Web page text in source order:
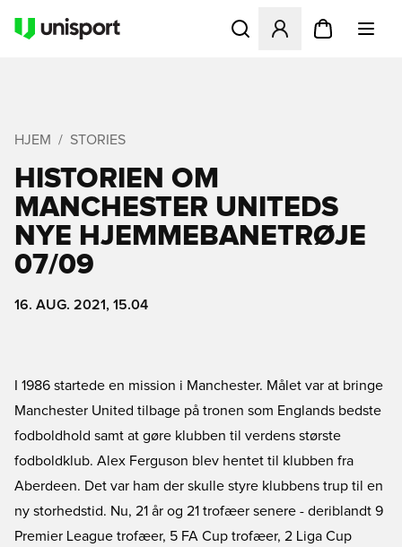
Åbner en Modal til at
HJEM STORIES
HISTORIEN OM
MANCHESTER UNITEDS
NYE HJEMMEBANETRØJE
07/09
16. AUG. 2021, 15.04
I 1986 startede en mission i Manchester. Målet var at bringe
Manchester United tilbage på tronen som Englands bedste
fodboldhold samt at gøre klubben til verdens største
fodboldklub. Alex Ferguson blev hentet til klubben fra
Aberdeen. Det var ham der skulle styre klubbens trup til en
ny storhedstid. Nu, 21 år og 21 trofæer senere - deriblandt 9
Premier League trofæer, 5 FA Cup trofæer, 2 Liga Cup